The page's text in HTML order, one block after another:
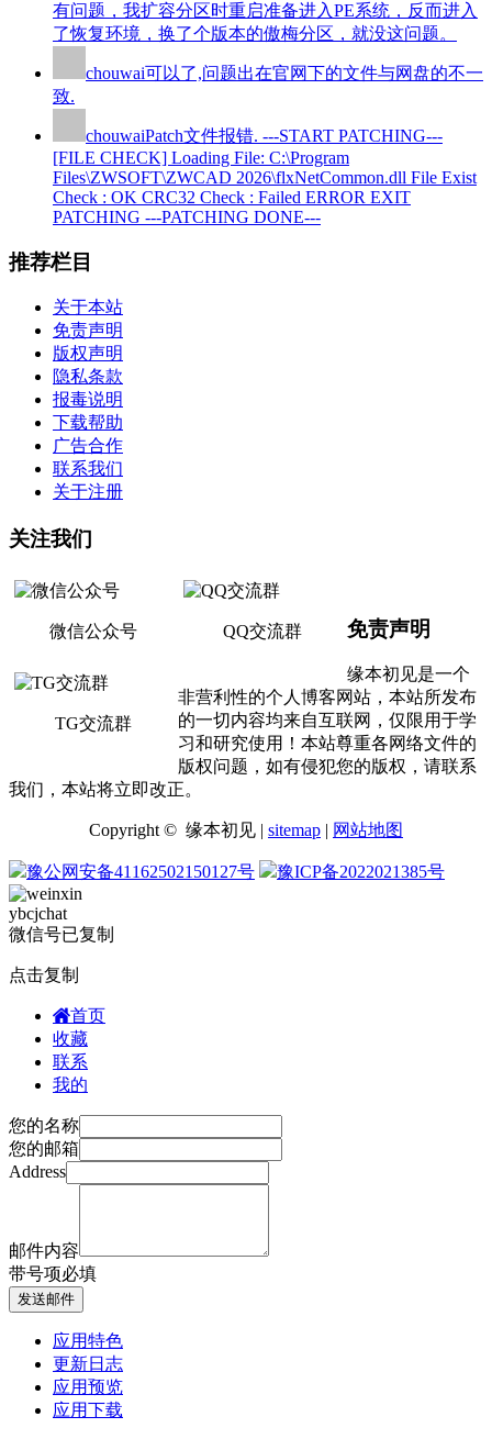
有问题，我扩容分区时重启准备进入PE系统，反而进入
了恢复环境，换了个版本的傲梅分区，就没这问题。
chouwai可以了,问题出在官网下的文件与网盘的不一
致.
chouwaiPatch文件报错. ---START PATCHING---
[FILE CHECK] Loading File: C:\Program
Files\ZWSOFT\ZWCAD 2026\flxNetCommon.dll File Exist
Check : OK CRC32 Check : Failed ERROR EXIT
PATCHING ---PATCHING DONE---
推荐栏目
关于本站
免责声明
版权声明
隐私条款
报毒说明
下载帮助
广告合作
联系我们
关于注册
关注我们
微信公众号 QQ交流群
TG交流群
免责声明
缘本初见是一个
非营利性的个人博客网站，本站所发布
的一切内容均来自互联网，仅限用于学
习和研究使用！本站尊重各网络文件的
版权问题，如有侵犯您的版权，请联系
我们，本站将立即改正。
Copyright © 缘本初见 | sitemap | 网站地图
豫公网安备41162502150127号 豫ICP备2022021385号
ybcjchat
微信号已复制
点击复制
首页
收藏
联系
我的
您的名称
您的邮箱
Address
邮件内容
带号项必填
发送邮件
应用特色
更新日志
应用预览
应用下载